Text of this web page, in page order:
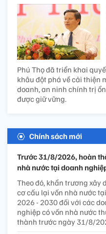
Phú Thọ đã triển khai
khâu đột phá về cải thiện
doanh, an ninh chính trị
được giữ vững.
Chính sách mới
Trước 31/8/2026, hoàn
nhà nước tại doanh
Theo đó, khẩn trương xây
cơ cấu lại vốn nhà nước
2026 - 2030 đối với các
nghiệp có vốn nhà nước
thành trước ngày 31/8/